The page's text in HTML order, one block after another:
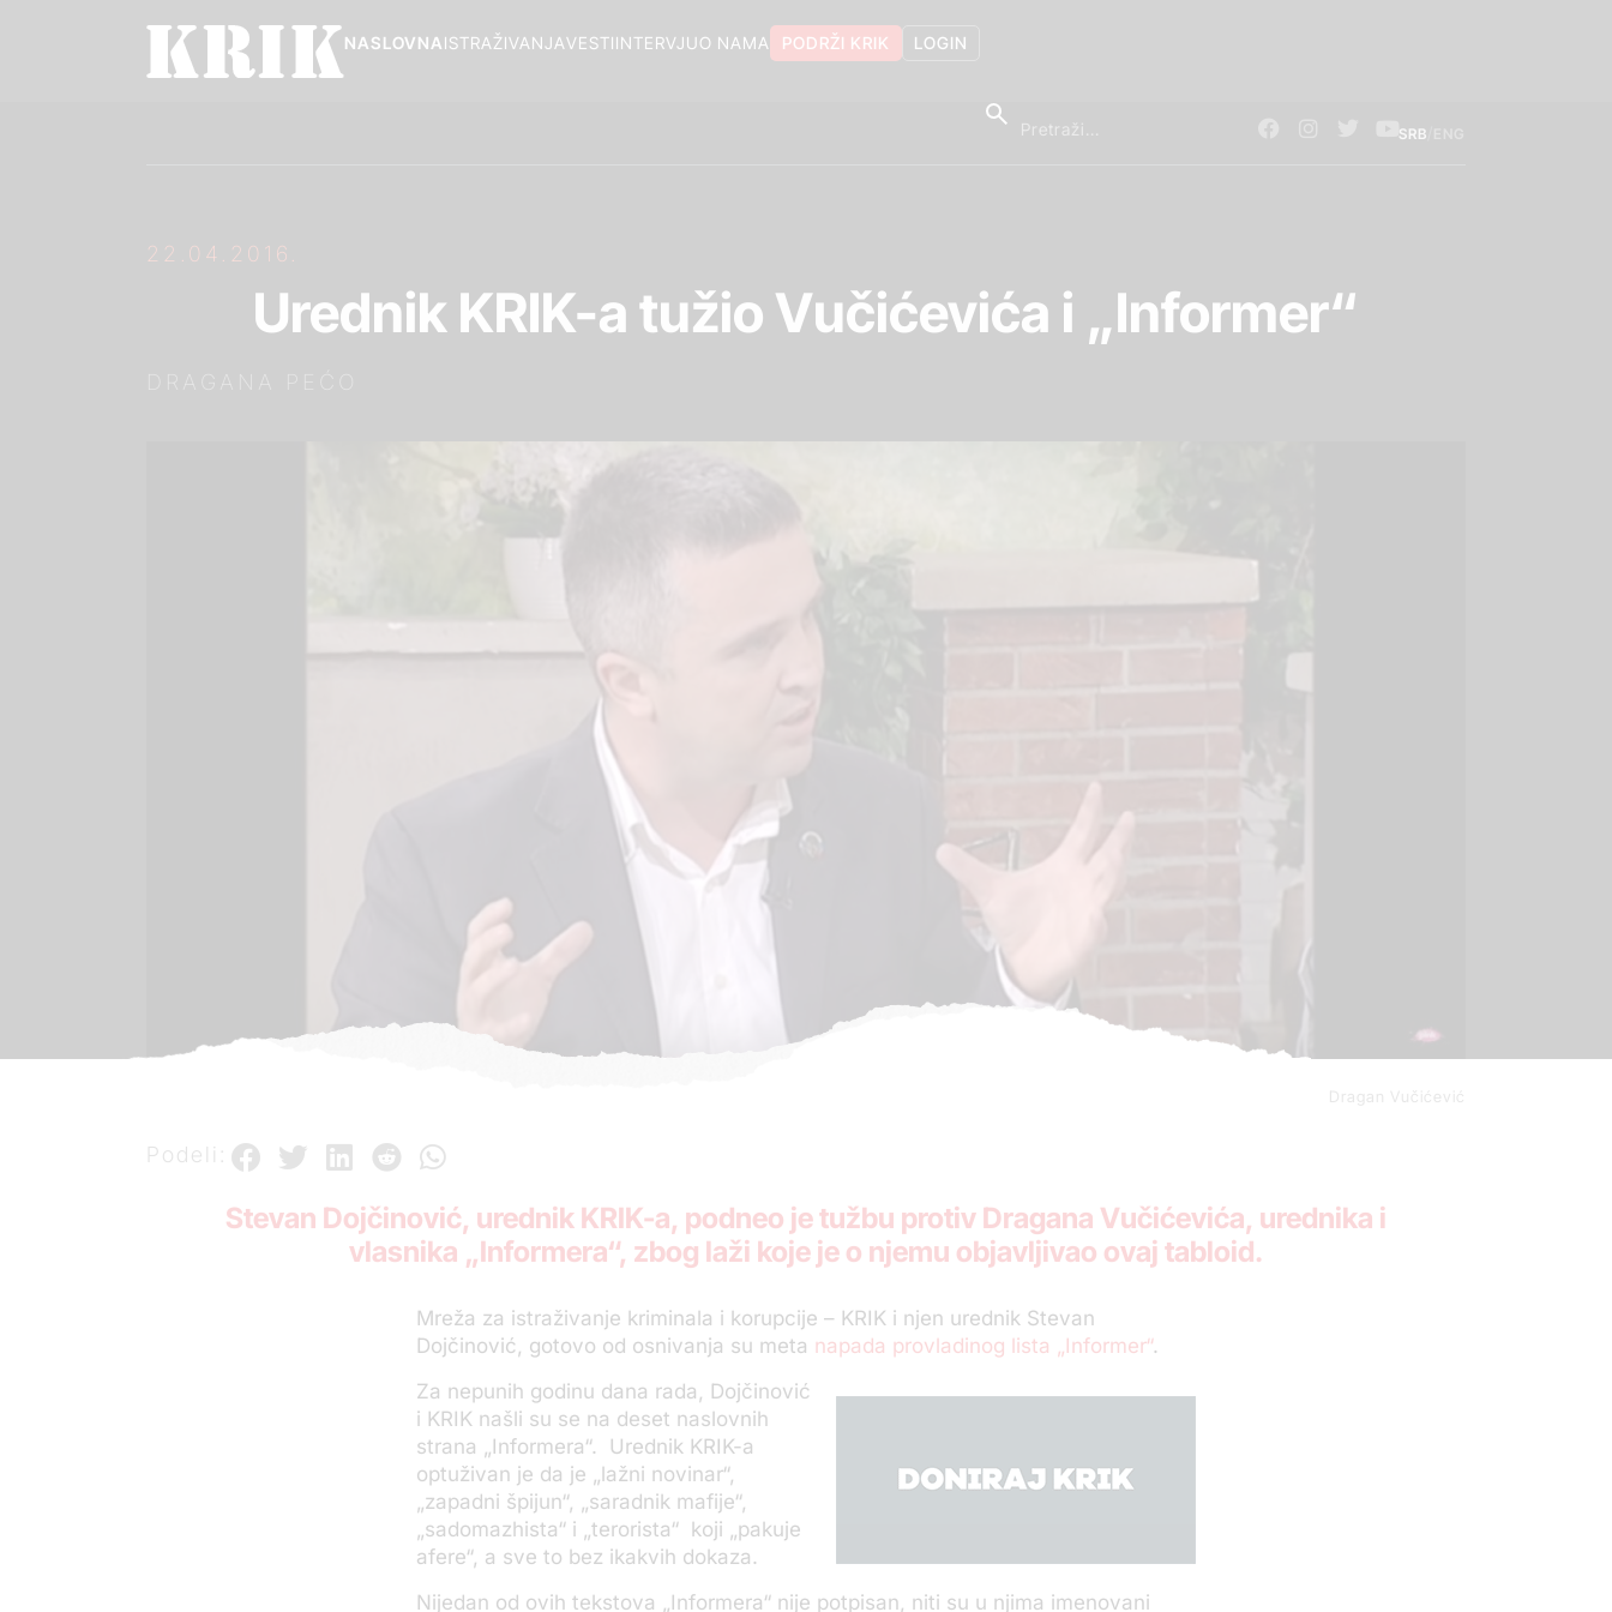
LOGIN
PODRŽI KRIK
O NAMA
INTERVJU
VESTI
ISTRAŽIVANJA
NASLOVNA
SRB
22.04.2016.
Urednik KRIK-a tužio Vučićevića i „Informer“
Dragan Vučićević
Podeli:
Stevan Dojčinović, urednik KRIK-a, podneo je tužbu protiv Dragana Vučićevića, urednika i
vlasnika „Informera“, zbog laži koje je o njemu objavljivao ovaj tabloid.
Mreža za istraživanje kriminala i korupcije – KRIK i njen urednik Stevan
Dojčinović, gotovo od osnivanja su meta napada provladinog lista „Informer“.
Za nepunih godinu dana rada, Dojčinović
i KRIK našli su se na deset naslovnih
strana „Informera“. Urednik KRIK-a
optuživan je da je „lažni novinar“,
„zapadni špijun“, „saradnik mafije“,
„sadomazhista“ i „terorista“ koji „pakuje
afere“, a sve to bez ikakvih dokaza.
Nijedan od ovih tekstova „Informera“ nije potpisan, niti su u njima imenovani